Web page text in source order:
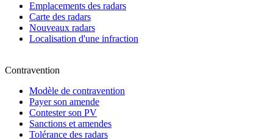
Emplacements des radars
Carte des radars
Nouveaux radars
Localisation d'une infraction
Contravention
Modèle de contravention
Payer son amende
Contester son PV
Sanctions et amendes
Tolérance des radars